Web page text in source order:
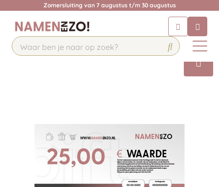
Zomersluiting van 7 augustus t/m 30 augustus
Chat 24/7 met onze chatbot voor
hulp
Contact